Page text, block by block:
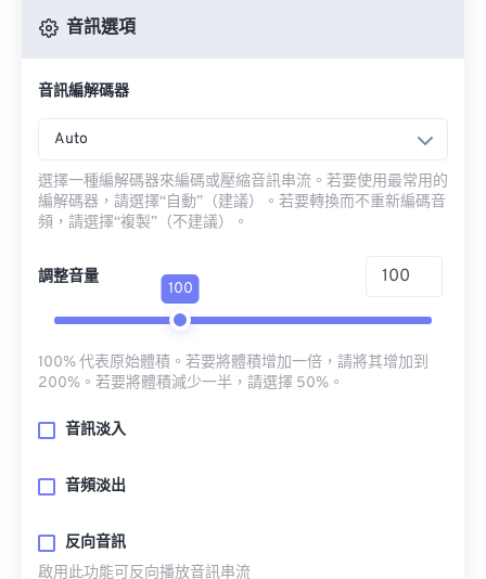
音訊選項
音訊編解碼器
Auto
選擇一種編解碼器來編碼或壓縮音訊串流。若要使用最常用的
編解碼器，請選擇“自動”（建議）。若要轉換而不重新編碼音
頻，請選擇“複製”（不建議）。
調整音量
100
100% 代表原始體積。若要將體積增加一倍，請將其增加到
200%。若要將體積減少一半，請選擇 50%。
音訊淡入
音頻淡出
反向音訊
啟用此功能可反向播放音訊串流